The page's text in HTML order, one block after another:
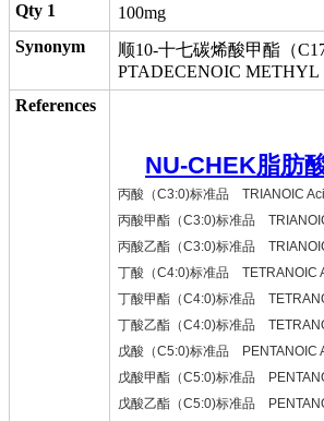
Qty 1
100mg
Synonym
顺10-十七碳烯酸甲酯（
PTADECENOIC METHYL
References
NU-CHEK脂肪
丙酸（C3:0)标准品 TRIANOIC
丙酸甲酯（C3:0)标准品
丙酸乙酯（C3:0)标准品
丁酸（C4:0)标准品 TETRANOIC
丁酸甲酯（C4:0)标准品
丁酸乙酯（C4:0)标准品
戊酸（C5:0)标准品 PENTANOIC
戊酸甲酯（C5:0)标准品
戊酸乙酯（C5:0)标准品